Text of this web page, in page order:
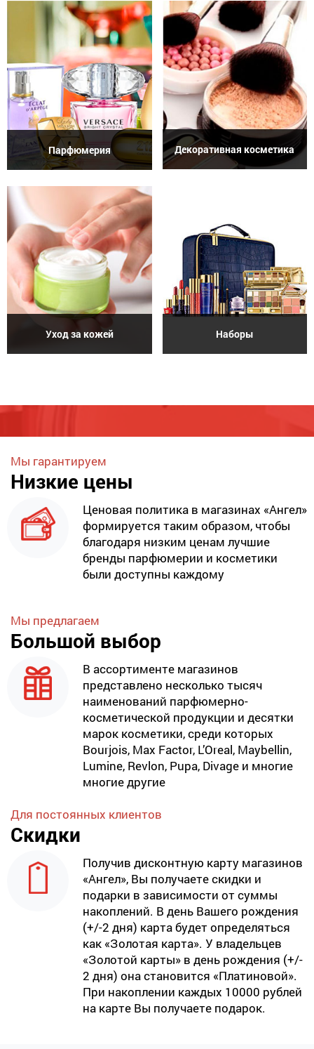
Парфюмерия Декоративная косметика
Уход за кожей Наборы
Мы гарантируем
Низкие цены
Ценовая политика в магазинах «Ангел»
формируется таким образом, чтобы
благодаря низким ценам лучшие
бренды парфюмерии и косметики
были доступны каждому
Мы предлагаем
Большой выбор
В ассортименте магазинов
представлено несколько тысяч
наименований парфюмерно-
косметической продукции и десятки
марок косметики, среди которых
Bourjois, Max Factor, L’Oreal, Maybellin,
Lumine, Revlon, Pupa, Divage и многие
многие другие
Для постоянных клиентов
Скидки
Получив дисконтную карту магазинов
«Ангел», Вы получаете скидки и
подарки в зависимости от суммы
накоплений. В день Вашего рождения
(+/-2 дня) карта будет определяться
как «Золотая карта». У владельцев
«Золотой карты» в день рождения (+/-
2 дня) она становится «Платиновой».
При накоплении каждых 10000 рублей
на карте Вы получаете подарок.